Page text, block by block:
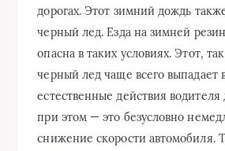
дорогах. Этот зимний дождь
черный лед. Езда на зимней
опасна в таких условиях. Этот,
черный лед чаще всего выпадает
естественные действия
при этом — это безусловно
снижение скорости автомобиля.